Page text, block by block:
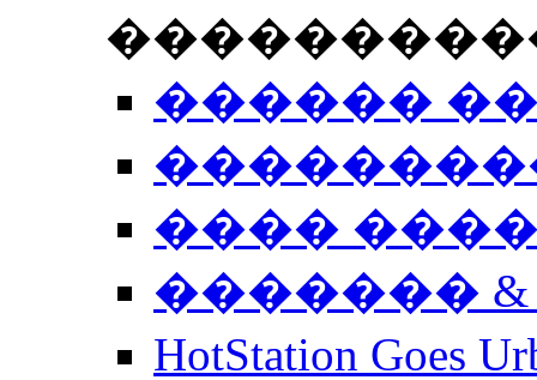
������
����
�������
HotStation